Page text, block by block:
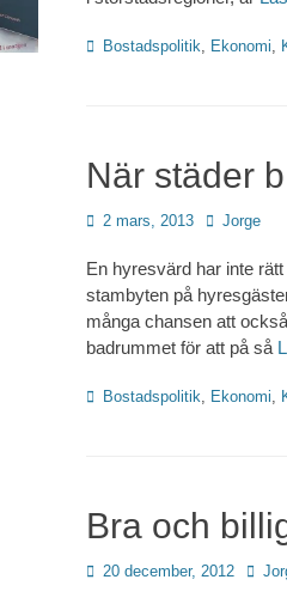
Kategorier
Bostadspolitik Ekonomi
När städer
Publicerad
2 mars, 2013 Författare
Jorge
En hyresvärd har inte
stambyten på
många chansen att
badrummet för att på så
Kategorier
Bostadspolitik Ekonomi
Bra och
Publicerad
20 december, 2012